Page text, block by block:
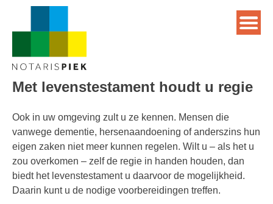
Met levenstestament houdt u regie
Ook in uw omgeving zult u ze kennen. Mensen die
vanwege dementie, hersenaandoening of anderszins hun
eigen zaken niet meer kunnen regelen. Wilt u – als het u
zou overkomen – zelf de regie in handen houden, dan
biedt het levenstestament u daarvoor de mogelijkheid.
Daarin kunt u de nodige voorbereidingen treffen.